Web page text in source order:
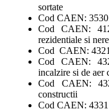
sortate
Cod CAEN: 3530
Cod CAEN:
rezidentiale si
Cod CAEN:
Cod CAEN:
incalzire si de aer
Cod CAEN:
constructii
Cod CAEN: